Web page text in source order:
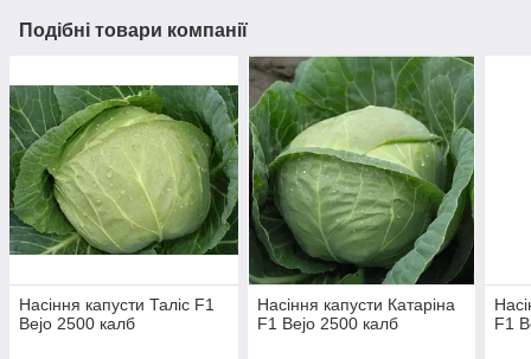
Подібні товари компанії
Насіння капусти Таліс F1
Bejo 2500 калб
Насіння капусти Катаріна
F1 Bejo 2500 калб
F1